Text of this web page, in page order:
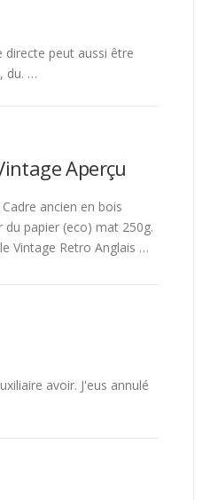
directe peut aussi être
du. …
Aperçu
ancien en bois
du papier (eco) mat 250g.
Vintage Retro Anglais …
avoir. J'eus annulé